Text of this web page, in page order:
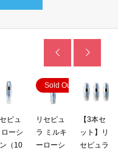

ピュ
ローシ
（10
Sold Out
リセピュ
ラ ミルキ
ーローシ
【3本セ
ット】リ
セピュラ
